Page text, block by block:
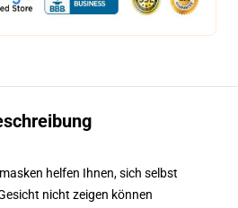
helfen Ihnen, sich selbst
nicht zeigen können